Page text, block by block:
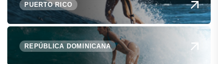
PUERTO RICO
REPÚBLICA DOMINICANA